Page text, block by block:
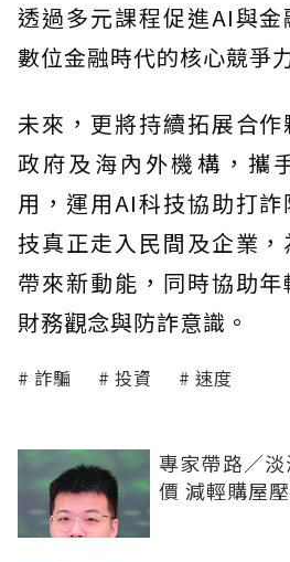
透過多元課程促進AI與
數位金融時代的核心競爭
未來，更將持續拓展合
政府及海內外機構，攜
用，運用AI科技協助打
技真正走入民間及企業
帶來新動能，同時協助
財務觀念與防詐意識。
詐騙 投資 速度
專家帶路／
價 減輕購屋